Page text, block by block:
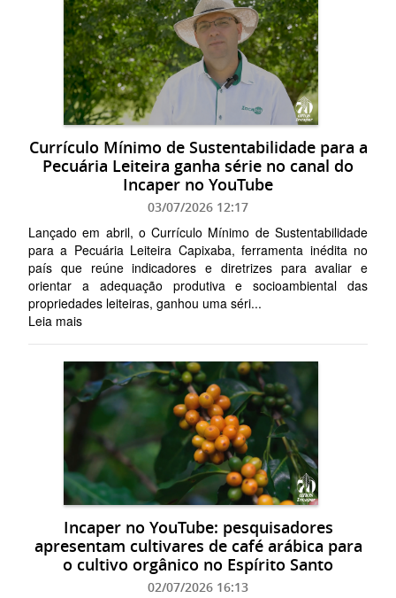
Currículo Mínimo de Sustentabilidade para a
Pecuária Leiteira ganha série no canal do
Incaper no YouTube
03/07/2026 12:17
Lançado em abril, o Currículo Mínimo de Sustentabilidade
para a Pecuária Leiteira Capixaba, ferramenta inédita no
país que reúne indicadores e diretrizes para avaliar e
orientar a adequação produtiva e socioambiental das
propriedades leiteiras, ganhou uma séri...
Leia mais
Incaper no YouTube: pesquisadores
apresentam cultivares de café arábica para
o cultivo orgânico no Espírito Santo
02/07/2026 16:13